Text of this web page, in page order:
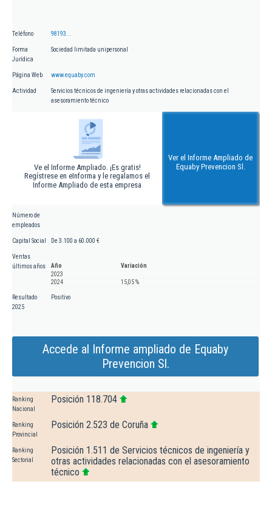
Teléfono 98193...
Forma
Jurídica
Sociedad limitada unipersonal
Página Web www.equaby.com
Actividad
Servicios técnicos de ingeniería y otras actividades relacionadas con el
asesoramiento técnico
Ve el Informe Ampliado. ¡Es gratis!
Regístrese en eInforma y le regalamos el
Informe Ampliado de esta empresa
Ver el Informe Ampliado de
Equaby Prevencion Sl.
Número de
empleados
Capital Social De 3.100 a 60.000 €
Ventas
últimos años
Año
Variación
2023
2024
15,05 %
Resultado
2025
Positivo
Accede al Informe ampliado de Equaby
Prevencion Sl.
Ranking
Nacional
Posición 118.704
Ranking
Provincial
Posición 2.523 de Coruña
Ranking
Sectorial
Posición 1.511 de Servicios técnicos de ingeniería y
otras actividades relacionadas con el asesoramiento
técnico